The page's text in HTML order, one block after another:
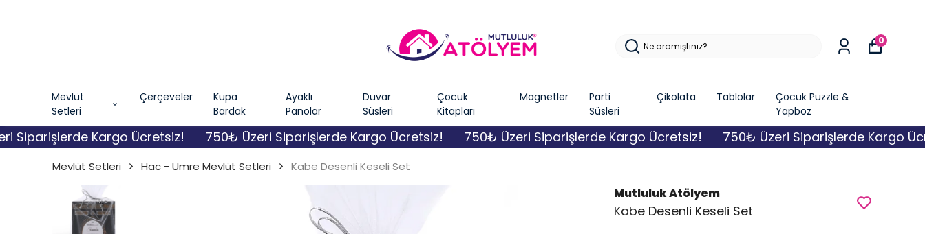
Mevlüt
Setleri
Çerçeveler
Kupa
Bardak
Ayaklı
Panolar
Duvar
Süsleri
Çocuk
Kitapları
Magnetler
Parti
Süsleri
Çikolata Tablolar
Çocuk Puzzle &
Yapboz
0
Kargo Ücretsiz! 750₺ Üzeri Siparişlerde Kargo Ücretsiz! 750₺ Üzeri Siparişlerde Kargo Ücretsiz! 750₺ Üzeri Siparişlerde Kargo
Mevlüt Setleri Hac - Umre Mevlüt Setleri Kabe Desenli Keseli Set
Mutluluk Atölyem
Kabe Desenli Keseli Set